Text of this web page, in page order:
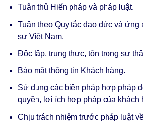
Tuân thủ Hiến pháp và pháp luật.
Tuân theo Quy tắc đạo đức và ứng
sư Việt Nam.
Độc lập, trung thực, tôn trọng sự
Bảo mật thông tin Khách hàng.
Sử dụng các biện pháp hợp pháp
quyền, lợi ích hợp pháp của khách
Chịu trách nhiệm trước pháp luật